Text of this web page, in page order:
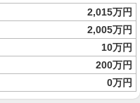
2,015万円
2,005万円
10万円
200万円
0万円